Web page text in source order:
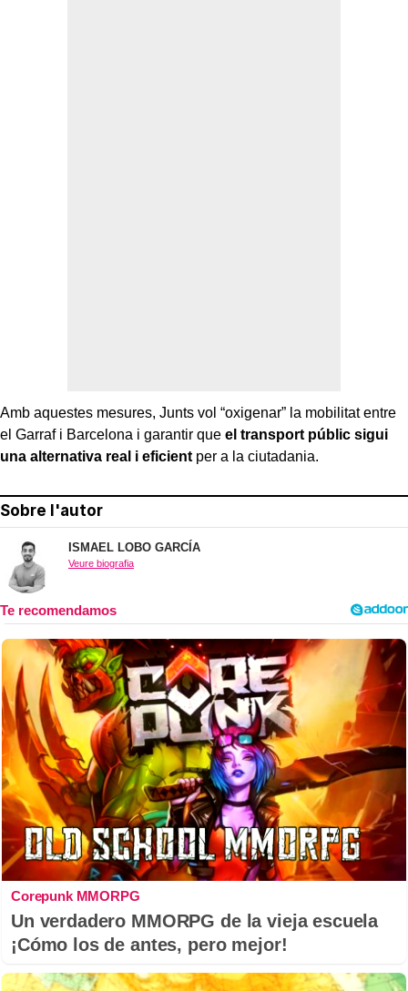
Amb aquestes mesures, Junts vol “oxigenar” la mobilitat entre
el Garraf i Barcelona i garantir que el transport públic sigui
una alternativa real i eficient per a la ciutadania.
Sobre l'autor
ISMAEL LOBO GARCÍA
Veure biografia
Corepunk MMORPG
Un verdadero MMORPG de la vieja escuela
¡Cómo los de antes, pero mejor!